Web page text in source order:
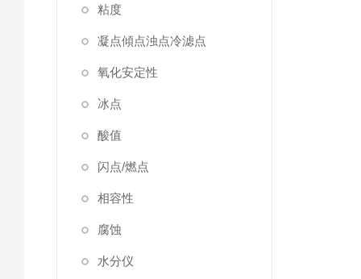
粘度
凝点傾点浊点冷滤点
氧化安定性
冰点
酸值
闪点/燃点
相容性
腐蚀
水分仪